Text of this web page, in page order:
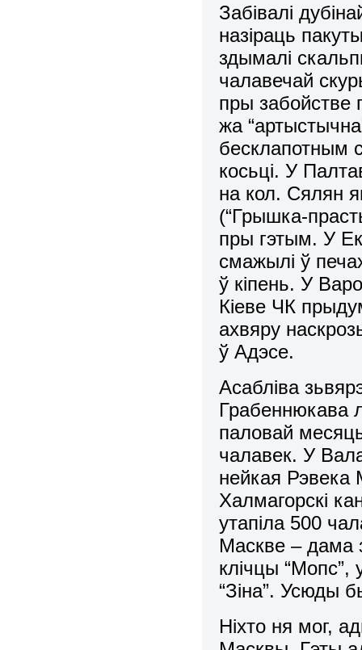
Забівалі
назіраць
здымалі
чалавечай
пры забойстве
жа
бесклапотным
косьці. У
на кол. Сялян
(“Грышка-
пры гэтым. У
смажылі ў
ў кіпень. У
Кіеве ЧК
ахвяру
ў Адэсе.
Асабліва
Грабеннюкава
паловай
чалавек. У
нейкая Рэвека
Халмагорскі
утапіла 500
Маскве – дама
клічцы “Мопс”,
“Зіна”. Усюды
Ніхто ня мог,